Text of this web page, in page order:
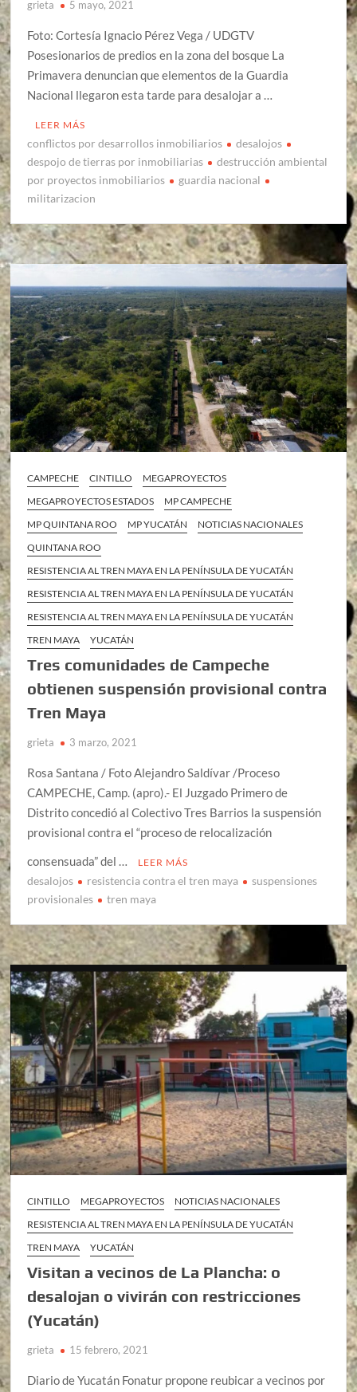
grieta 5 mayo, 2021
Foto: Cortesía Ignacio Pérez Vega / UDGTV
Posesionarios de predios en la zona del bosque La
Primavera denuncian que elementos de la Guardia
Nacional llegaron esta tarde para desalojar a …
LEER MÁS
conflictos por desarrollos inmobiliarios
desalojos
despojo de tierras por inmobiliarias
destrucción ambiental
por proyectos inmobiliarios
guardia nacional
militarizacion
CAMPECHE CINTILLO
MEGAPROYECTOS
MEGAPROYECTOS ESTADOS
MP CAMPECHE
MP QUINTANA ROO
MP YUCATÁN
NOTICIAS NACIONALES
QUINTANA ROO
RESISTENCIA AL TREN MAYA EN LA PENÍNSULA DE YUCATÁN
RESISTENCIA AL TREN MAYA EN LA PENÍNSULA DE YUCATÁN
RESISTENCIA AL TREN MAYA EN LA PENÍNSULA DE YUCATÁN
TREN MAYA
YUCATÁN
Tres comunidades de Campeche
obtienen suspensión provisional contra
Tren Maya
grieta 3 marzo, 2021
Rosa Santana / Foto Alejandro Saldívar /Proceso
CAMPECHE, Camp. (apro).- El Juzgado Primero de
Distrito concedió al Colectivo Tres Barrios la suspensión
provisional contra el “proceso de relocalización
consensuada” del …
LEER MÁS
desalojos resistencia contra el tren maya
suspensiones
provisionales
tren maya
CINTILLO MEGAPROYECTOS
NOTICIAS NACIONALES
RESISTENCIA AL TREN MAYA EN LA PENÍNSULA DE YUCATÁN
TREN MAYA
YUCATÁN
Visitan a vecinos de La Plancha: o
desalojan o vivirán con restricciones
(Yucatán)
grieta 15 febrero, 2021
Diario de Yucatán Fonatur propone reubicar a vecinos por